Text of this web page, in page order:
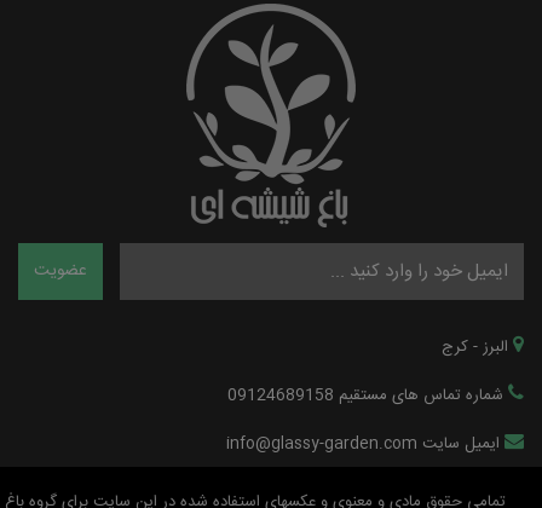
البرز - کرج
شماره تماس های مستقیم 09124689158
ایمیل سایت info@glassy-garden.com
تمامی حقوق مادی و معنوی و عکسهای استفاده شده در این سایت برای گروه باغ